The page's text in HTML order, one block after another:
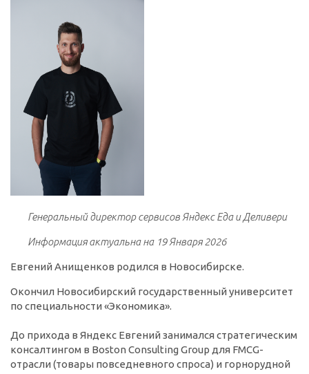
Генеральный директор сервисов Яндекс Еда и Деливери
Информация актуальна на 19 Января 2026
Евгений Анищенков родился в Новосибирске.
Окончил Новосибирский государственный университет
по специальности «Экономика».
До прихода в Яндекс Евгений занимался стратегическим
консалтингом в Boston Consulting Group для FMCG-
отрасли (товары повседневного спроса) и горнорудной